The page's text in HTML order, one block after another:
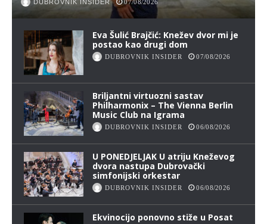
DUBROVNIK INSIDER 07/08/2026
Eva Šulić Brajčić: Knežev dvor mi je
postao kao drugi dom
DUBROVNIK INSIDER 07/08/2026
Briljantni virtuozni sastav
Philharmonix – The Vienna Berlin
Music Club na Igrama
DUBROVNIK INSIDER 06/08/2026
U PONEDJELJAK U atriju Kneževog
dvora nastupa Dubrovački
simfonijski orkestar
DUBROVNIK INSIDER 06/08/2026
Ekvinocijo ponovno stiže u Posat